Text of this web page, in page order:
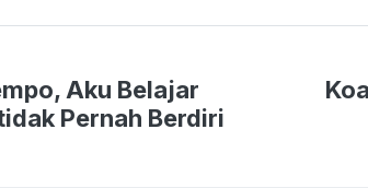
Aku Belajar
Pernah Berdiri